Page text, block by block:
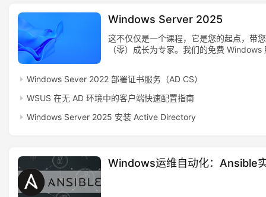
体
系
新
快
讯
场
与
观
Windows Server 2025
这不仅仅是一个课程，它是您的起点，带
（零）成长为专家。我们的免费 Windows
Windows Sever 2022 部署证书服务（AD CS）
WSUS 在无 AD 环境中的客户端快速配置指南
Windows Server 2025 安装 Active Directory
Windows运维自动化：Ansible